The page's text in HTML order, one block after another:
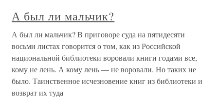
А был ли мальчик?
А был ли мальчик? В приговоре суда на пятидесяти
восьми листах говорится о том, как из Российской
национальной библиотеки воровали книги годами все,
кому не лень. А кому лень — не воровали. Но таких не
было. Таинственное исчезновение книг из библиотеки и
возврат их туда